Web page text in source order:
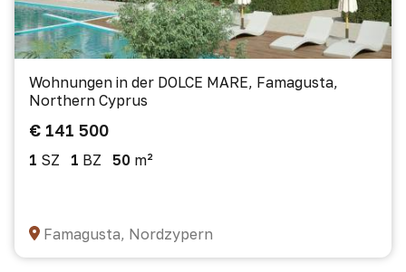
Wohnungen in der DOLCE MARE, Famagusta,
Northern Cyprus
€ 141 500
1 SZ 1 BZ 50 m²
Famagusta, Nordzypern